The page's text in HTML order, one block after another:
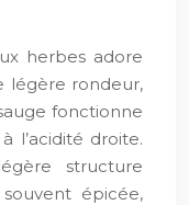
herbes adore
légère rondeur,
fonctionne
l’acidité droite.
structure
épicée,